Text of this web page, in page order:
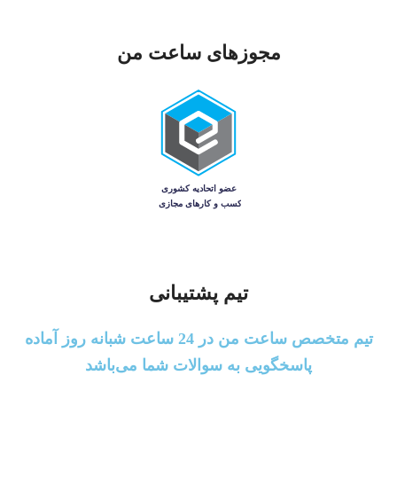
مجوزهای ساعت من
تیم پشتیبانی
تیم متخصص ساعت من در 24 ساعت شبانه روز آماده
پاسخگویی به سوالات شما می‌باشد